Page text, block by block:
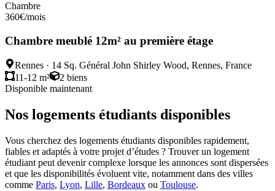
Chambre
360€/mois
Chambre meublé 12m² au première étage
Rennes · 14 Sq. Général John Shirley Wood, Rennes, France
11-12 m²
2 biens
Disponible maintenant
Nos logements étudiants disponibles
Vous cherchez des logements étudiants disponibles rapidement,
fiables et adaptés à votre projet d’études ? Trouver un logement
étudiant peut devenir complexe lorsque les annonces sont dispersées
et que les disponibilités évoluent vite, notamment dans des villes
comme Paris, Lyon, Lille, Bordeaux ou Toulouse.